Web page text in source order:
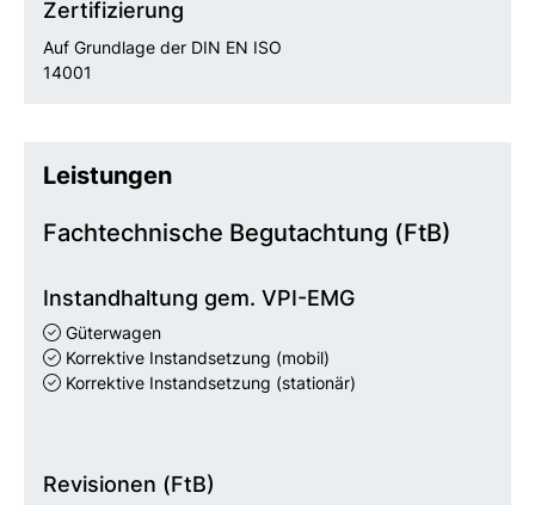
Zertifizierung
Auf Grundlage der DIN EN ISO
14001
Leistungen
Fachtechnische Begutachtung (FtB)
Instandhaltung gem. VPI-EMG
Güterwagen
Korrektive Instandsetzung (mobil)
Korrektive Instandsetzung (stationär)
Revisionen (FtB)